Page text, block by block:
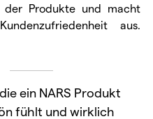
der Produkte und macht
aus.
ein NARS Produkt
fühlt und wirklich